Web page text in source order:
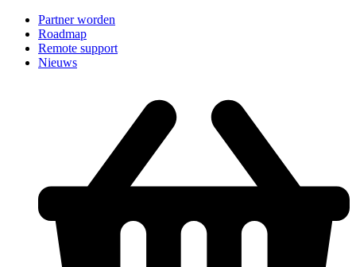
Partner worden
Roadmap
Remote support
Nieuws